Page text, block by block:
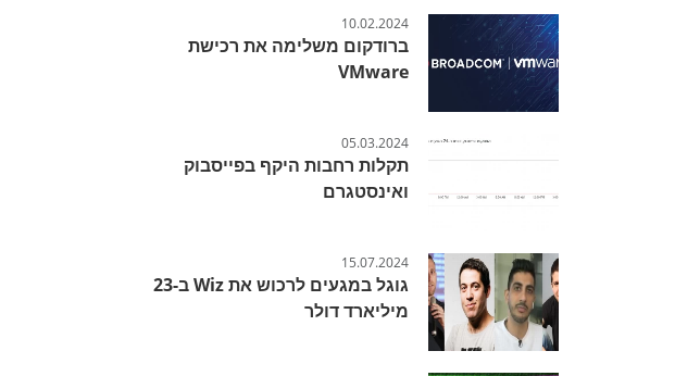
10.02.2024
ברודקום משלימה את רכישת
VMware
05.03.2024
תקלות רחבות היקף בפייסבוק
ואינסטגרם
15.07.2024
גוגל במגעים לרכוש את Wiz ב-23
מיליארד דולר